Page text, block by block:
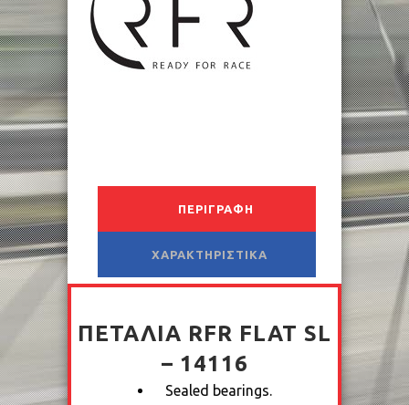
ΠΕΡΙΓΡΑΦΉ
ΧΑΡΑΚΤΗΡΙΣΤΙΚΆ
ΠΕΤΆΛΙΑ RFR FLAT SL
– 14116
Sealed bearings.